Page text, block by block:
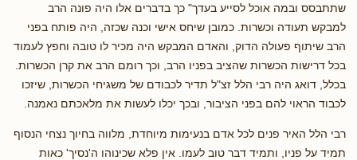
שתתבסס ובמה אוכל לסייע בעדך" כך בדברים אלו היה פונה הרב
למבקש תעודה וכשרות. כמובן שיחס אישי וכנה שכזה, היה פותח בפני
הרב שיתוף פעולה הדוק, והאדם המבקש היה מכיר לו טובה וחפץ לעמוד
בכל דרישות הכשרות שהציב בפניו הרב, וכך רומם הרב את קרן הכשרות.
בכלל, דואג היה רבי הלל זצ"ל תדיר לכבודם של משגיחי הכשרות, שיזכו
לכבוד הראוי להם בפני הציבור, ובכך יכלו לעשות את מלאכתם נאמנה.
רבי הלל האיר פנים לכל אדם בנעימות מיוחדת, מלווה בחיוך נצחי הנסוף
תמיד על פניו, ותמיד דבר טוב לעמו. אין פלא שכינוהו ה'נסיך' כאות